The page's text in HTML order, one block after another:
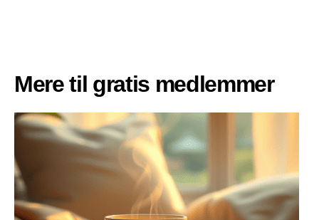
Mere til gratis medlemmer